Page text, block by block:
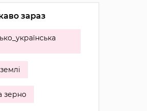
зараз
зерно